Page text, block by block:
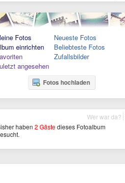
Fotos
einrichten
angesehen
Neueste Fotos
Beliebteste Fotos
Zufallsbilder
Fotos hochladen
haben 2 Gästedieses Fotoalbum
Wer war da?